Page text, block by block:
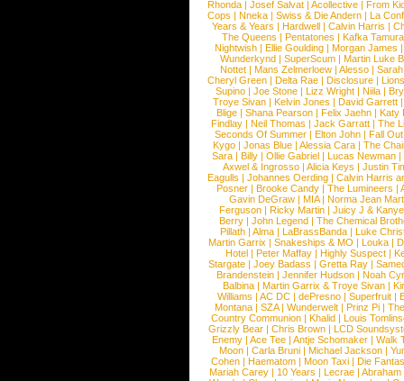
Rhonda | Josef Salvat | Acollective | From
Cops | Nneka | Swiss & Die Andern | La
Years & Years |Hardwell |Calvin Harris |
The Queens | Pentatones | Kafka Tamura
Nightwish |Ellie Goulding |Morgan James
Wunderkynd | SuperScum | Martin Luke
Nottet |Mans Zelmerloew |Alesso |
Cheryl Green |Delta Rae |Disclosure |
Supino |Joe Stone |Lizz Wright |Niila |
Troye Sivan | Kelvin Jones | David Garrett
Blige | Shana Pearson | Felix Jaehn | Katy
Findlay |Neil Thomas |Jack Garratt |The
Seconds Of Summer |Elton John |Fall
Kygo |Jonas Blue |Alessia Cara |The
Sara |Billy |Ollie Gabriel |Lucas Newman |
Axwel & Ingrosso | Alicia Keys | Justin
Eagulls |Johannes Oerding |Calvin Harris
Posner |Brooke Candy |The Lumineers |
Gavin DeGraw | MIA| Norma Jean
Ferguson | Ricky Martin | Juicy J &
Berry | John Legend | The Chemical
Pillath |Alma |LaBrassBanda |Luke
Martin Garrix | Snakeships & MO | Louka |
Hotel | Peter Maffay | Highly Suspect |
Stargate |Joey Badass |Gretta Ray |
Brandenstein |Jennifer Hudson |Noah
Balbina | Martin Garrix & Troye Sivan |
Williams |AC DC |dePresno |Superfruit |
Montana |SZA|Wunderwelt |Prinz Pi |
Country Communion | Khalid | Louis
Grizzly Bear | Chris Brown | LCD
Enemy | Ace Tee | Antje Schomaker | Walk
Moon |Carla Bruni |Michael Jackson |
Cohen |Haematom |Moon Taxi |Die
Mariah Carey | 10 Years | Lecrae | Abraham